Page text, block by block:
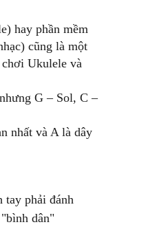
hay phần mềm
cũng là một
chơi Ukulele và
G – Sol, C –
nhất và A là dây
tay phải đánh
dân"